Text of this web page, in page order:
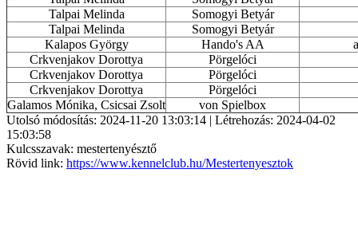
Talpai Melinda
Somogyi Betyár
Talpai Melinda
Somogyi Betyár
Kalapos György
Hando's AA
Crkvenjakov Dorottya
Pörgelóci
Crkvenjakov Dorottya
Pörgelóci
Crkvenjakov Dorottya
Pörgelóci
Galamos Mónika, Csicsai Zsolt
von Spielbox
Utolsó módosítás: 2024-11-20 13:03:14 | Létrehozás: 2024-04-02
15:03:58
Kulcsszavak: mestertenyésztő
Rövid link: https://www.kennelclub.hu/Mestertenyesztok